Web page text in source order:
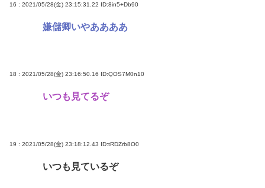
16 : 2021/05/28(金) 23:15:31.22 ID:8in5+Db90
嫌儲卿いやああああ
18 : 2021/05/28(金) 23:16:50.16 ID:QOS7M0n10
いつも見てるぞ
19 : 2021/05/28(金) 23:18:12.43 ID:tRDZrb8O0
いつも見ているぞ